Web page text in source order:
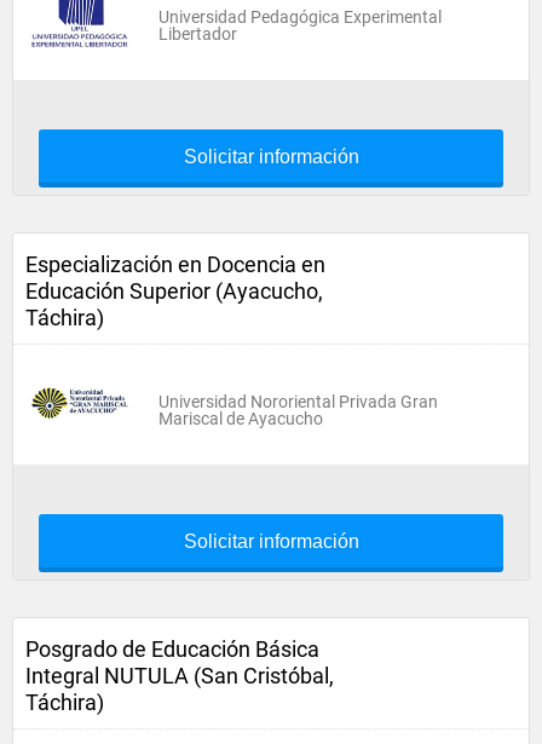
Universidad Pedagógica Experimental
Libertador
Solicitar información
Especialización en Docencia en
Educación Superior (Ayacucho,
Táchira)
Universidad Nororiental Privada Gran
Mariscal de Ayacucho
Solicitar información
Posgrado de Educación Básica
Integral NUTULA (San Cristóbal,
Táchira)